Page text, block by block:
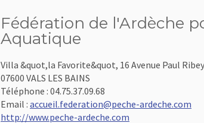
Fédération de l'Ardèche
Aquatique
Villa &quot,la Favorite&quot, 16 Avenue Paul
07600 VALS LES BAINS
Téléphone : 04.75.37.09.68
Email : accueil.federation@peche-ardeche.com
http://www.peche-ardeche.com